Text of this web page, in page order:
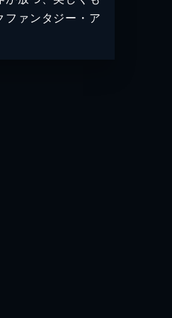
ファンタジー・ア